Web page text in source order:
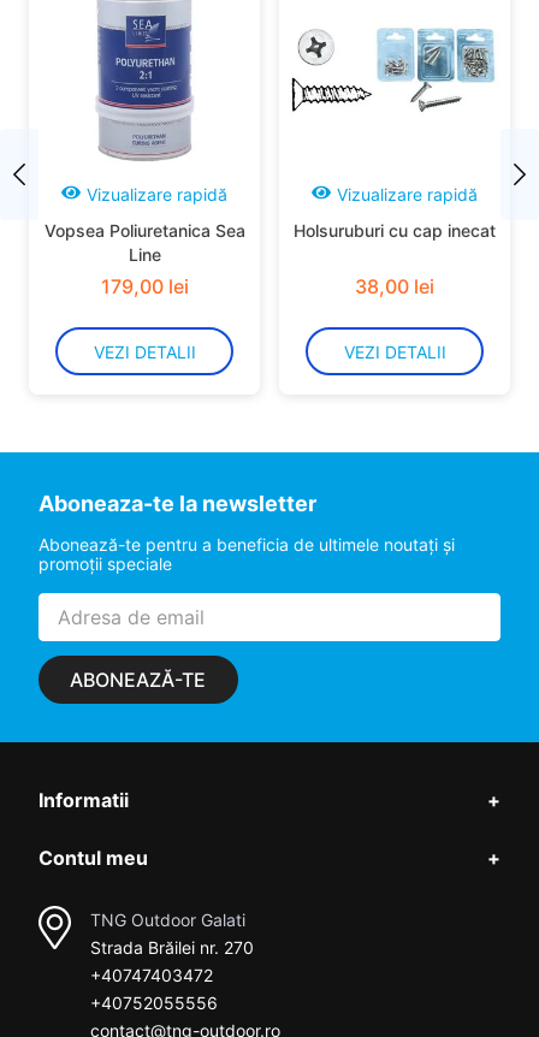
Vizualizare rapidă
Vopsea Poliuretanica Sea
Line
179,00 lei
VEZI DETALII
Vizualizare rapidă
Holsuruburi cu cap inecat
38,00 lei
VEZI DETALII
Aboneaza-te la newsletter
Abonează-te pentru a beneficia de ultimele noutaţi şi
promoţii speciale
ABONEAZĂ-TE
Informatii +
Contul meu +
TNG Outdoor Galati
Strada Brăilei nr. 270
+40747403472
+40752055556
contact@tng-outdoor.ro